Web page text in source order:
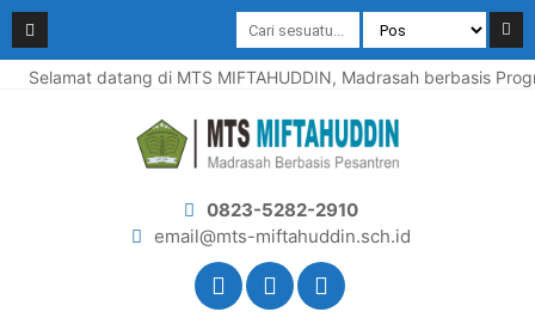
Selamat datang di MTS MIFTAHUDDIN, Madrasah berbasis
0823-5282-2910
email@mts-miftahuddin.sch.id